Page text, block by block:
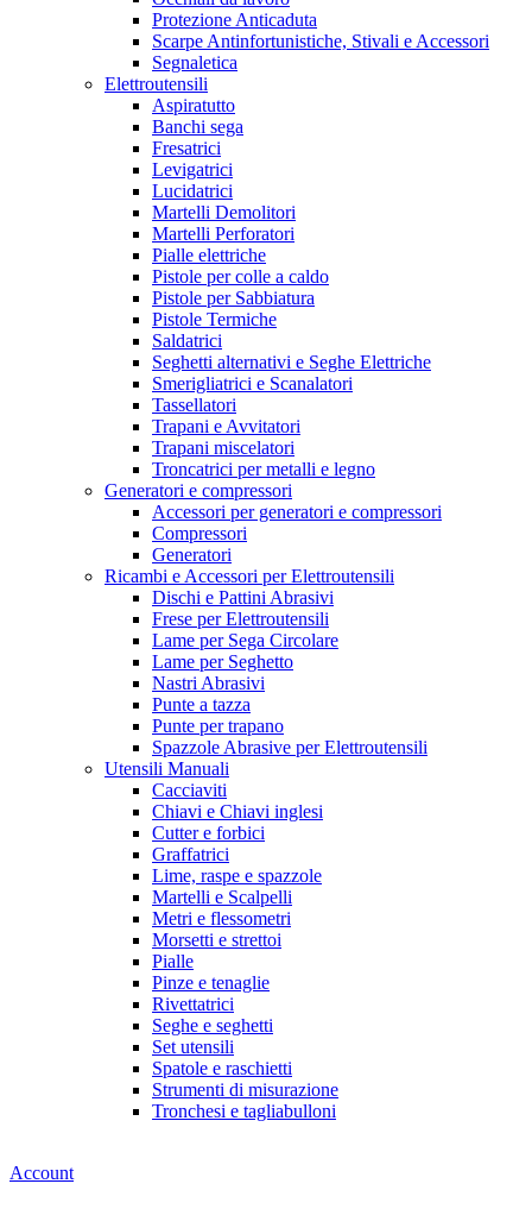
Protezione Anticaduta
Scarpe Antinfortunistiche, Stivali e Accessori
Segnaletica
Elettroutensili
Aspiratutto
Banchi sega
Fresatrici
Levigatrici
Lucidatrici
Martelli Demolitori
Martelli Perforatori
Pialle elettriche
Pistole per colle a caldo
Pistole per Sabbiatura
Pistole Termiche
Saldatrici
Seghetti alternativi e Seghe Elettriche
Smerigliatrici e Scanalatori
Tassellatori
Trapani e Avvitatori
Trapani miscelatori
Troncatrici per metalli e legno
Generatori e compressori
Accessori per generatori e compressori
Compressori
Generatori
Ricambi e Accessori per Elettroutensili
Dischi e Pattini Abrasivi
Frese per Elettroutensili
Lame per Sega Circolare
Lame per Seghetto
Nastri Abrasivi
Punte a tazza
Punte per trapano
Spazzole Abrasive per Elettroutensili
Utensili Manuali
Cacciaviti
Chiavi e Chiavi inglesi
Cutter e forbici
Graffatrici
Lime, raspe e spazzole
Martelli e Scalpelli
Metri e flessometri
Morsetti e strettoi
Pialle
Pinze e tenaglie
Rivettatrici
Seghe e seghetti
Set utensili
Spatole e raschietti
Strumenti di misurazione
Tronchesi e tagliabulloni
Account